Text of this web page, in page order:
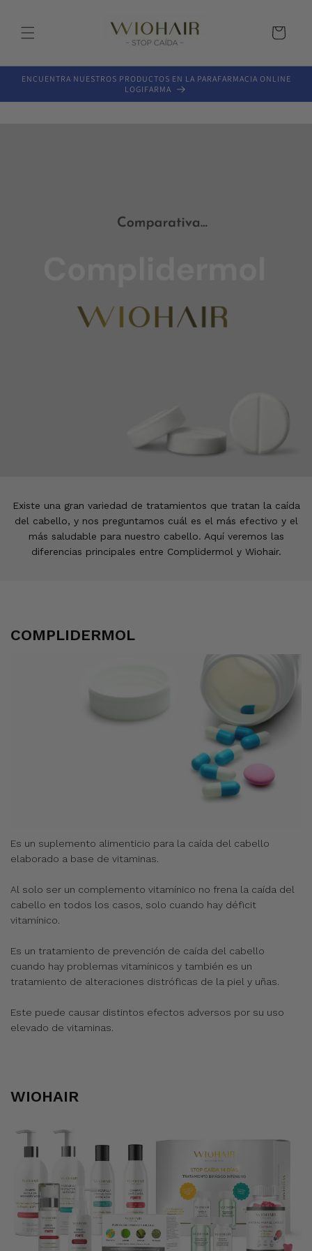
al contenido
Carrito
ENCUENTRA NUESTROS PRODUCTOS EN LA PARAFARMACIA ONLINE
LOGIFARMA
Existe una gran variedad de tratamientos que tratan la caída
del cabello, y nos preguntamos cuál es el más efectivo y el
más saludable para nuestro cabello. Aquí veremos las
diferencias principales entre Complidermol y Wiohair.
COMPLIDERMOL
Es un suplemento alimenticio para la caída del cabello
elaborado a base de vitaminas.
Al solo ser un complemento vitamínico no frena la caída del
cabello en todos los casos, solo cuando hay déficit
vitamínico.
Es un tratamiento de prevención de caída del cabello
cuando hay problemas vitamínicos y también es un
tratamiento de alteraciones distróficas de la piel y uñas.
Este puede causar distintos efectos adversos por su uso
elevado de vitaminas.
WIOHAIR